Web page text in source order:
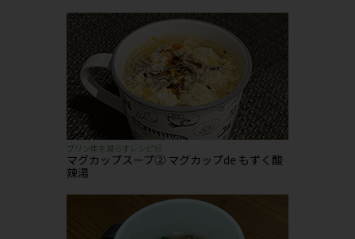
プリン体を減らすレシピ⑪
マグカップスープ② マグカップde もずく酸
辣湯